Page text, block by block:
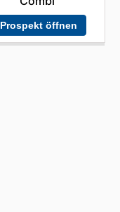
Prospekt öffnen